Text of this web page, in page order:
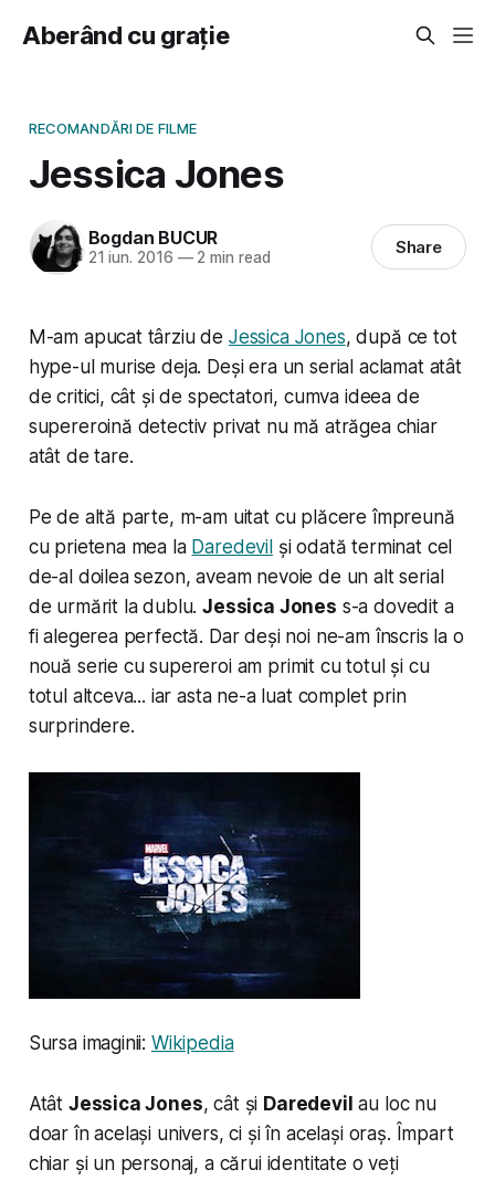
Aberând cu grație
RECOMANDĂRI DE FILME
Jessica Jones
Bogdan BUCUR
21 iun. 2016 —2 min read Share
M-am apucat târziu de Jessica Jones, după ce tot
hype-ul murise deja. Deși era un serial aclamat atât
de critici, cât și de spectatori, cumva ideea de
supereroină detectiv privat nu mă atrăgea chiar
atât de tare.
Pe de altă parte, m-am uitat cu plăcere împreună
cu prietena mea la Daredevilși odată terminat cel
de-al doilea sezon, aveam nevoie de un alt serial
de urmărit la dublu.Jessica Jones s-a dovedit a
fi alegerea perfectă. Dar deși noi ne-am înscris la o
nouă serie cu supereroi am primit cu totul și cu
totul altceva... iar asta ne-a luat complet prin
surprindere.
Sursa imaginii: Wikipedia
Atât Jessica Jones, cât și Daredevil au loc nu
doar în același univers, ci și în același oraș. Împart
chiar și un personaj, a cărui identitate o veți